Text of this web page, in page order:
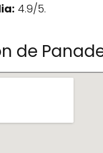
4.9/5.
de